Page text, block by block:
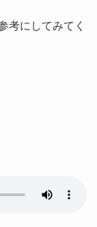
考にしてみてく